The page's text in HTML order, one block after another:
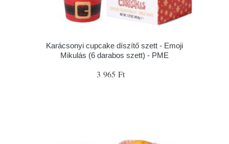
Karácsonyi cupcake díszítő szett - Emoji
Mikulás (6 darabos szett) - PME
3 965 Ft